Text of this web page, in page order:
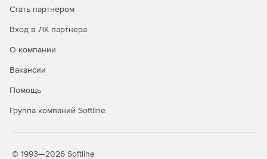
Аудио и видео конвертер с поддержкой всех
для предельно точной обработки звука.
Более 360 вариантов предварительных настроек.
iZotope.
Стать партнером
Вход в ЛК партнера
О компании
Вакансии
Помощь
Группа компаний Softline
© 1993—2026 Softline